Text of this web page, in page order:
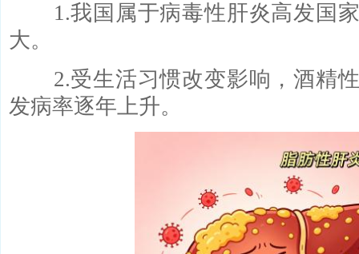
1.我国属于病毒性肝炎高发国家
大。
2.受生活习惯改变影响，酒精性
发病率逐年上升。